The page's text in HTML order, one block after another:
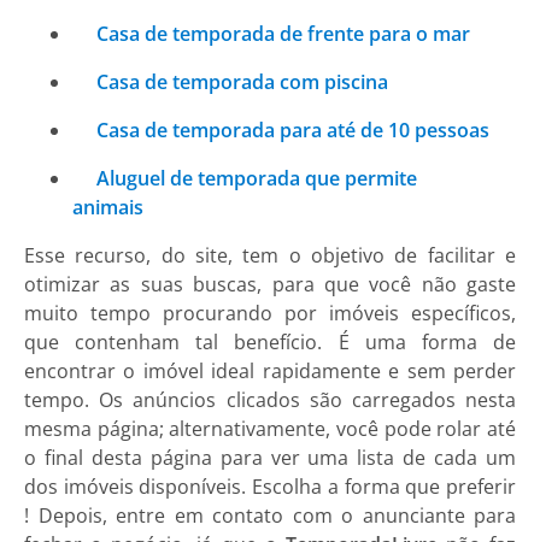
Casa de temporada de frente para o mar
Casa de temporada com piscina
Casa de temporada para até de 10 pessoas
Aluguel de temporada que permite
animais
Esse recurso, do site, tem o objetivo de facilitar e
otimizar as suas buscas, para que você não gaste
muito tempo procurando por imóveis específicos,
que contenham tal benefício. É uma forma de
encontrar o imóvel ideal rapidamente e sem perder
tempo. Os anúncios clicados são carregados nesta
mesma página; alternativamente, você pode rolar até
o final desta página para ver uma lista de cada um
dos imóveis disponíveis. Escolha a forma que preferir
! Depois, entre em contato com o anunciante para